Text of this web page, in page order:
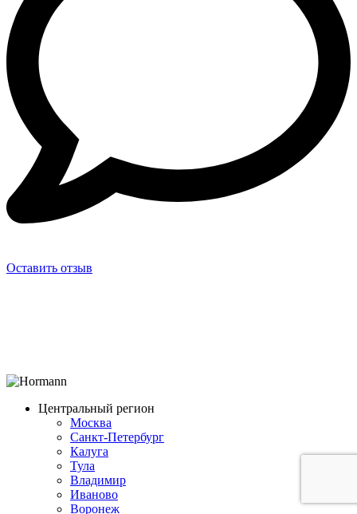
Оставить отзыв
Центральный регион
Москва
Санкт-Петербург
Калуга
Тула
Владимир
Иваново
Воронеж